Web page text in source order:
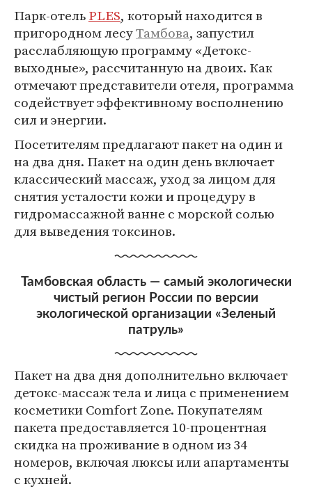
Парк-отельPLES, который находится в
пригородном лесуТамбова, запустил
расслабляющую программу «Детокс-
выходные», рассчитанную на двоих. Как
отмечают представители отеля, программа
содействует эффективному восполнению
сил и энергии.
Посетителям предлагают пакет на один и
на два дня. Пакет на один день включает
классический массаж, уход за лицом для
снятия усталости кожи и процедуру в
гидромассажной ванне с морской солью
для выведения токсинов.
Тамбовская область — самый экологически
чистый регион России по версии
экологической организации «Зеленый
патруль»
Пакет на два дня дополнительно включает
детокс-массаж тела и лица с применением
косметики Comfort Zone. Покупателям
пакета предоставляется 10-процентная
скидка на проживание в одном из 34
номеров, включая люксы или апартаменты
с кухней.